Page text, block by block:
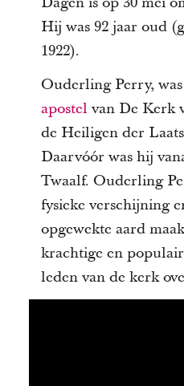
Hij was 92 jaar oud
1922).
Ouderling Perry,
apostel van De Kerk
de Heiligen der
Daarvóór was hij
Twaalf. Ouderling
fysieke verschijning
opgewekte aard
krachtige en
leden van de kerk